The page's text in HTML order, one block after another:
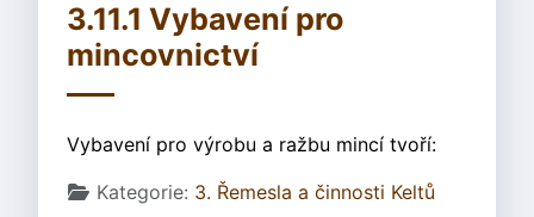
3.11.1 Vybavení pro
mincovnictví
Vybavení pro výrobu a ražbu mincí tvoří:
Základní údaje
Kategorie: 3. Řemesla a činnosti Keltů